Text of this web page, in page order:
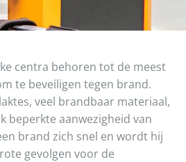
centra behoren tot de meest
te beveiligen tegen brand.
veel brandbaar materiaal,
beperkte aanwezigheid van
brand zich snel en wordt hij
gevolgen voor de